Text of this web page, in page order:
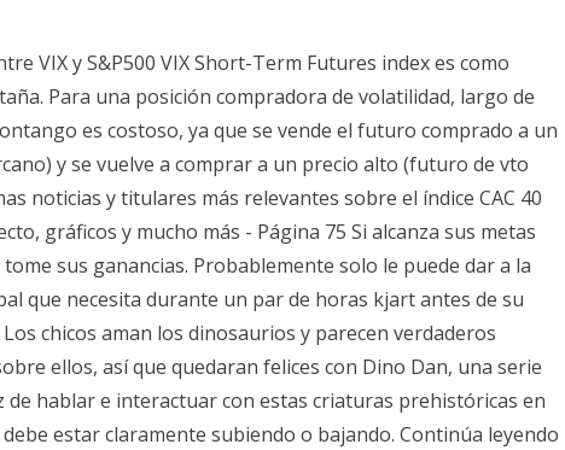
VIX y S&P500 VIX Short-Term Futures index es como
Para una posición compradora de volatilidad, largo de
es costoso, ya que se vende el futuro comprado a un
y se vuelve a comprar a un precio alto (futuro de vto
noticias y titulares más relevantes sobre el índice CAC 40
gráficos y mucho más - Página 75 Si alcanza sus metas
sus ganancias. Probablemente solo le puede dar a la
que necesita durante un par de horas kjart antes de su
Los chicos aman los dinosaurios y parecen verdaderos
ellos, así que quedaran felices con Dino Dan, una serie
de hablar e interactuar con estas criaturas prehistóricas en
estar claramente subiendo o bajando. Continúa leyendo